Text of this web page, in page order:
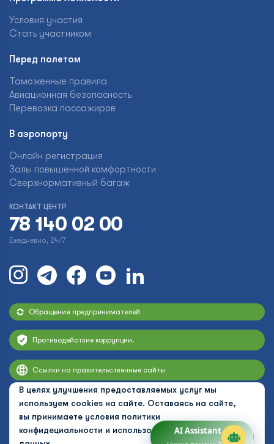
В целях улучшения предоставляемых услуг мы
используем cookies на сайте. Оставаясь на сайте,
вы принимаете условия политики
конфидециальности и использования персональных
Условия участия
Стать участником
Перед полетом
Таможенные правила
Авиационная безопасность
Перевозка пассажиров
В аэропорту
Онлайн регистрация
Залы повышенной комфортности
Сверхнормативный багаж
КОНТАКТ ЦЕНТР
78 140 02 00
Ежедневно, 24/7
Обращения предпринимателей
Противодействие коррупции.
Ссылки на правительственные сайты
AI Assistant